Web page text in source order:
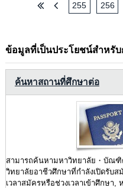
255 256
ข้อมูลที่เป็นประโยชน์สำหรับ
ค้นหาสถานที่ศึกษาต่อ
สามารถค้นหามหาวิทยาลัย・บัณฑิ
วิทยาลัยอาชีวศึกษาที่กำลังเปิดรับส
เวลาสมัครหรือช่วงเวลาเข้าศึกษา